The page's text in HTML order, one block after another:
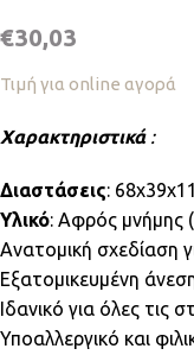
€30,03
Τιμή για online αγορά
Χαρακτηριστικά :
Διαστάσεις:
Υλικό: Αφρός μνήμης
Ανατομική σχεδίαση
Εξατομικευμένη
Ιδανικό για όλες τις
Υποαλλεργικό και